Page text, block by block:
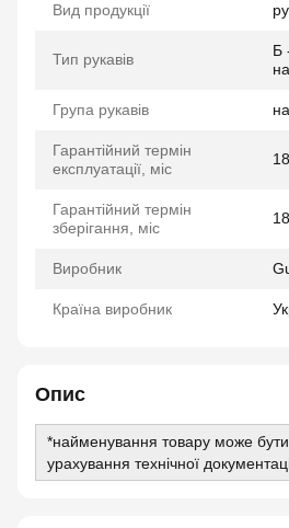
Вид продукції
Тип рукавів
Б
Група рукавів
Гарантійний термін
експлуатації, міс
18
Гарантійний термін
зберігання, міс
18
Виробник
Країна виробник
Опис
*найменування товару може бути
урахування технічної